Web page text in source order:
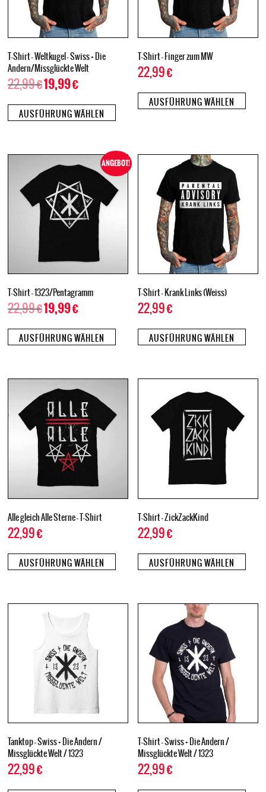
T-Shirt – Weltkugel – Swiss + Die
Andern/Missglückte Welt
22,99€19,99€
AUSFÜHRUNG WÄHLEN
T-Shirt – Finger zum MW
22,99€
AUSFÜHRUNG WÄHLEN
ANGEBOT!
T-Shirt – 1323/Pentagramm
22,99€19,99€
AUSFÜHRUNG WÄHLEN
T-Shirt – Krank Links (Weiss)
22,99€
AUSFÜHRUNG WÄHLEN
Alle gleich Alle Sterne – T-Shirt
22,99€
AUSFÜHRUNG WÄHLEN
T-Shirt – ZickZackKind
22,99€
AUSFÜHRUNG WÄHLEN
Tanktop – Swiss + Die Andern /
Missglückte Welt / 1323
22,99€
T-Shirt – Swiss + Die Andern /
Missglückte Welt / 1323
22,99€